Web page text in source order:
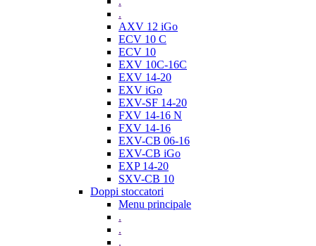
.
AXV 12 iGo
ECV 10 C
ECV 10
EXV 10C-16C
EXV 14-20
EXV iGo
EXV-SF 14-20
FXV 14-16 N
FXV 14-16
EXV-CB 06-16
EXV-CB iGo
EXP 14-20
SXV-CB 10
Doppi stoccatori
Menu principale
.
.
.